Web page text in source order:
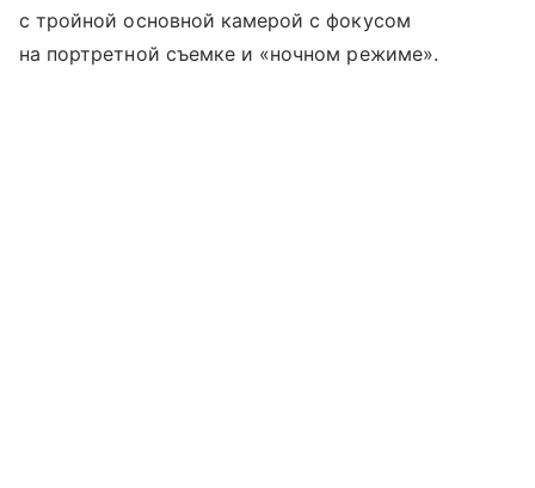
с тройной основной камерой с фокусом
на портретной съемке и «ночном режиме».